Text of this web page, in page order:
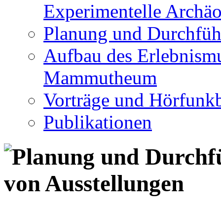
Experimentelle
Planung und
Aufbau des
Mammutheum
Vorträge und
Publikationen